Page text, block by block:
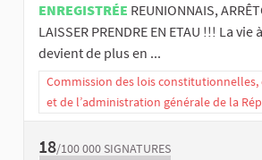
ENREGISTRÉE REUNIONNAIS,
LAISSER PRENDRE EN ETAU !!! La
devient de plus en ...
Commission des lois constitutionnelles,
et de l’administration générale de la
18/100 000 SIGNATURES